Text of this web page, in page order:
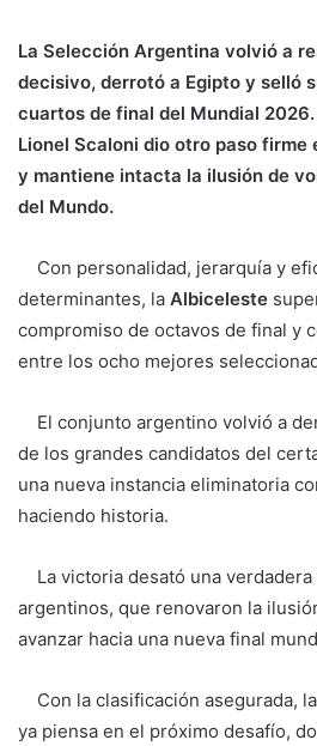
La Selección Argentina volvió a
decisivo, derrotó a Egipto y selló
cuartos de final del Mundial
Lionel Scaloni dio otro paso
y mantiene intacta la ilusión de
del Mundo.
Con personalidad, jerarquía y
determinantes, la Albiceleste
compromiso de octavos de final y
entre los ocho mejores
El conjunto argentino volvió a
de los grandes candidatos del
una nueva instancia eliminatoria
haciendo historia.
La victoria desató una
argentinos, que renovaron la
avanzar hacia una nueva final
Con la clasificación asegurada, la
ya piensa en el próximo desafío,